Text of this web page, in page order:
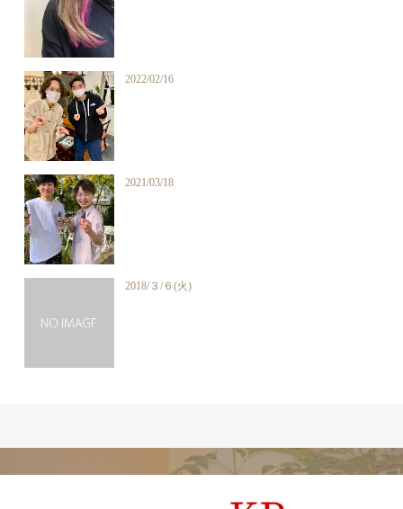
2022/02/16
2021/03/18
2018/３/６(火)